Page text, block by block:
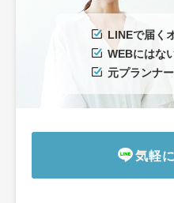
LINEで届く
WEBにはな
元プランナ
気軽